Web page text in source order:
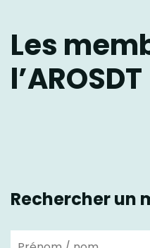
Les
l’AROSDT
Rechercher un